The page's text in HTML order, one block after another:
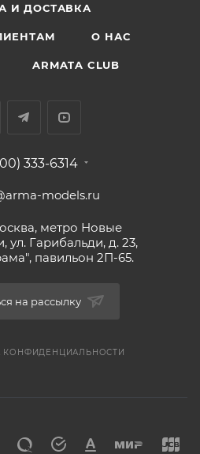
И ДОСТАВКА
О НАС
ARMATA CLUB
333-6314
models.ru
метро Новые
ул. Гарибальди, д. 23,
павильон 2П-65.
на рассылку
КОНФИДЕНЦИАЛЬНОСТИ